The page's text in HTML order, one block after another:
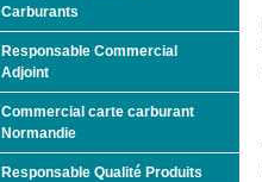
Carburants
Responsable Commercial
Adjoint
Commercial carte carburant
Normandie
Responsable Qualité Produits